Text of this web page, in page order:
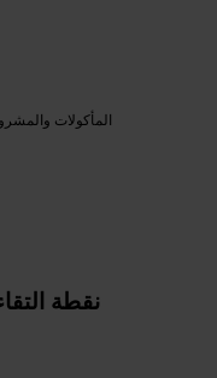
المأكولات
نقطة